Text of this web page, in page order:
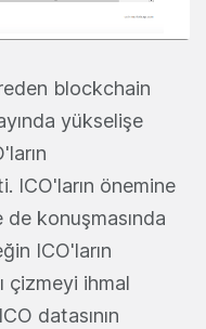
blockchain
yükselişe
ICO'ların önemine
konuşmasında
ICO'ların
çizmeyi ihmal
datasının